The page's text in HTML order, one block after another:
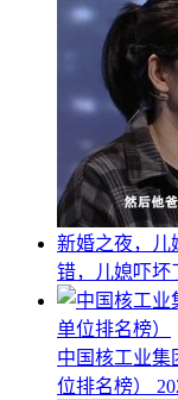
新婚之夜，儿
错，儿媳吓坏
中国核工业集
位排名榜）